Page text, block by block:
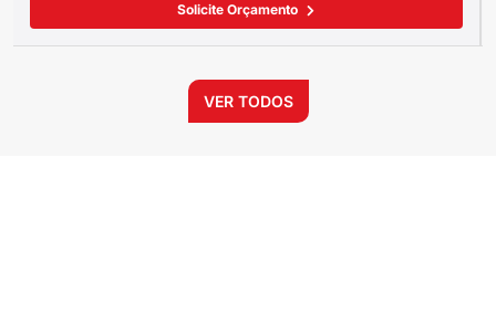
Solicite Orçamento
VER TODOS